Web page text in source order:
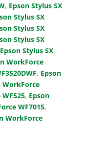
, Epson Stylus SX
Stylus SX
Stylus SX
Stylus SX
Epson Stylus SX
WorkForce
, Epson
WorkForce
, Epson
WF7015,
WorkForce